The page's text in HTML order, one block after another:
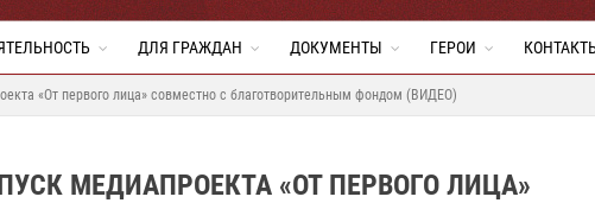
ДЛЯ ГРАЖДАН ДОКУМЕНТЫ ГЕРОИ
«От первого лица» совместно с благотворительным фондом (ВИДЕО)
МЕДИАПРОЕКТА «ОТ ПЕРВОГО ЛИЦА»